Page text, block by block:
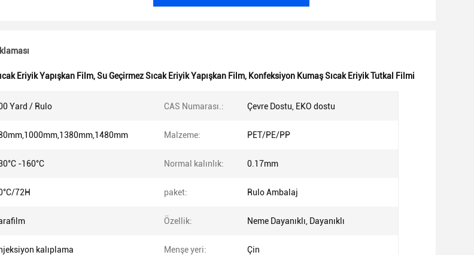
Eriyik Yapışkan Film,Su Geçirmez Sıcak Eriyik Yapışkan Film, Konfeksiyon Kumaş Sıcak Eriyik Tutkal Filmi
Yard / Rulo CAS Numarası.: Çevre Dostu, EKO dostu
Malzeme: PET/PE/PP
-160°C Normal kalınlık: 0.17mm
72H paket: Rulo Ambalaj
Özellik: Neme Dayanıklı, Dayanıklı
kalıplama Menşe yeri: Çin